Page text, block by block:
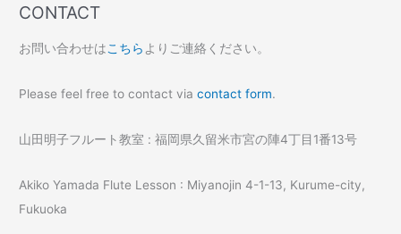
CONTACT
お問い合わせはこちら よりご連絡ください。
Please feel free to contact viacontact form.
山田明子フルート教室 : 福岡県久留米市宮の陣4丁目1番13号
Akiko Yamada Flute Lesson : Miyanojin 4-1-13, Kurume-city,
Fukuoka